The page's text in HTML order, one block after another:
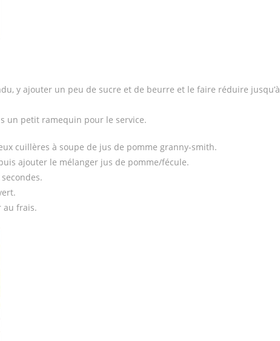
y ajouter un peu de sucre et de beurre et le faire réduire jusqu’à
un petit ramequin pour le service.
cuillères à soupe de jus de pomme granny-smith.
ajouter le mélanger jus de pomme/fécule.
au frais.